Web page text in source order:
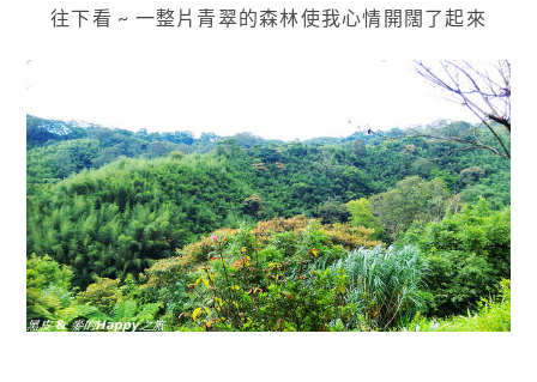
往下看 ~ 一整片青翠的森林使我心情開闊了起來